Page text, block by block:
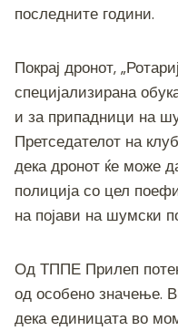
последните години.
Покрај дронот,
специјализирана
и за припадници на
Претседателот на
дека дронот ќе може
полиција со цел
на појави на шумски
Од ТППЕ Прилеп
од особено значење.
дека единицата во